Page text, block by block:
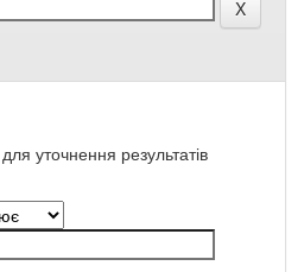
уточнення результатів